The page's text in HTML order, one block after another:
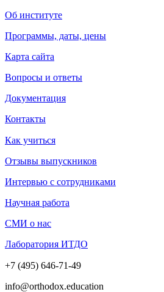
Об институте
Программы, даты, цены
Карта сайта
Вопросы и ответы
Документация
Контакты
Как учиться
Отзывы выпускников
Интервью с сотрудниками
Научная работа
СМИ о нас
Лаборатория ИТДО
+7 (495) 646-71-49
info@orthodox.education